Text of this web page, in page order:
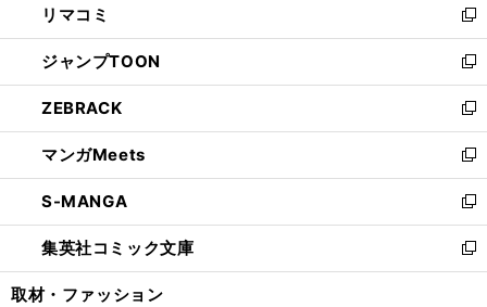
で
開
く
ド
ウ
で
開
く
ィ
ン
ド
ウ
で
開
く
い
ウ
ィ
ン
ド
ウ
で
開
く
リマコミ
新
し
い
ウ
ィ
ン
ド
ウ
で
開
く
ジャンプTOON
新
し
い
ウ
ィ
ン
ド
ウ
で
開
ZEBRACK
新
し
い
ウ
ィ
ン
ド
ウ
マンガMeets
新
し
い
ウ
ィ
ン
S-MANGA
新
し
い
ウ
集英社コミック文庫
新
し
取材・ファッション